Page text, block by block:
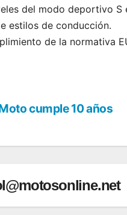
del modo deportivo S
estilos de conducción.
de la normativa
cumple 10 años